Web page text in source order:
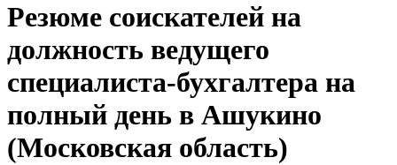
Резюме соискателей на
должность ведущего
специалиста-бухгалтера на
полный день в Ашукино
(Московская область)